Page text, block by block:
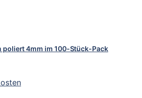
poliert 4mm im 100-Stück-Pack